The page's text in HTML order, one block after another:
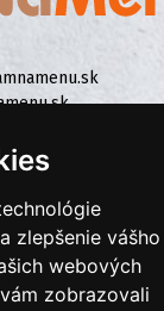
zlepšenie vášho
webových
zobrazovali
ZÓNY